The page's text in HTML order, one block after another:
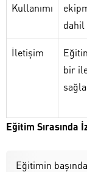
Kullanımı
dahil
İletişim
bir
Eğitim Sırasında
Eğitimin